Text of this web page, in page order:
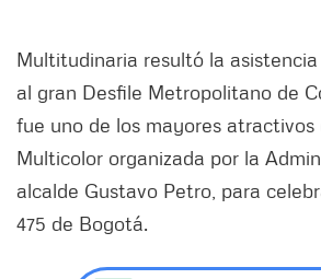
Multitudinaria resultó la
al gran Desfile Metropolitano de
fue uno de los mayores atractivos
Multicolor organizada por la
alcalde Gustavo Petro, para
475 de Bogotá.